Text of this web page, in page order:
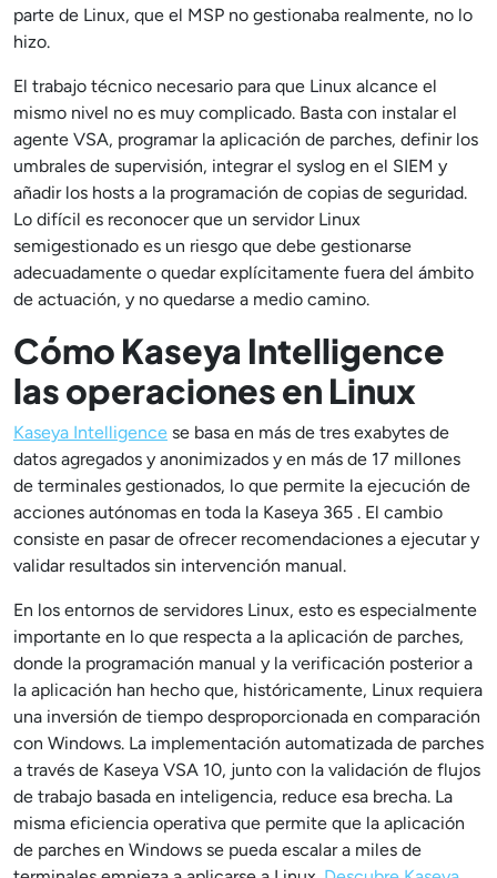
parte de Linux, que el MSP no gestionaba realmente, no lo
hizo.
El trabajo técnico necesario para que Linux alcance el
mismo nivel no es muy complicado. Basta con instalar el
agente VSA, programar la aplicación de parches, definir los
umbrales de supervisión, integrar el syslog en el SIEM y
añadir los hosts a la programación de copias de seguridad.
Lo difícil es reconocer que un servidor Linux
semigestionado es un riesgo que debe gestionarse
adecuadamente o quedar explícitamente fuera del ámbito
de actuación, y no quedarse a medio camino.
Cómo Kaseya Intelligence
las operaciones en Linux
Kaseya Intelligence se basa en más de tres exabytes de
datos agregados y anonimizados y en más de 17 millones
de terminales gestionados, lo que permite la ejecución de
acciones autónomas en toda la Kaseya 365 . El cambio
consiste en pasar de ofrecer recomendaciones a ejecutar y
validar resultados sin intervención manual.
En los entornos de servidores Linux, esto es especialmente
importante en lo que respecta a la aplicación de parches,
donde la programación manual y la verificación posterior a
la aplicación han hecho que, históricamente, Linux requiera
una inversión de tiempo desproporcionada en comparación
con Windows. La implementación automatizada de parches
a través de Kaseya VSA 10, junto con la validación de flujos
de trabajo basada en inteligencia, reduce esa brecha. La
misma eficiencia operativa que permite que la aplicación
de parches en Windows se pueda escalar a miles de